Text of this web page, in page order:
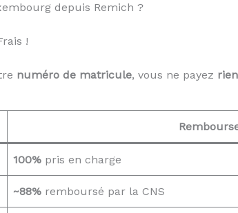
depuis Remich ?
!
numéro de matricule, vous ne payez
100%pris en charge
~88%remboursé par la CNS